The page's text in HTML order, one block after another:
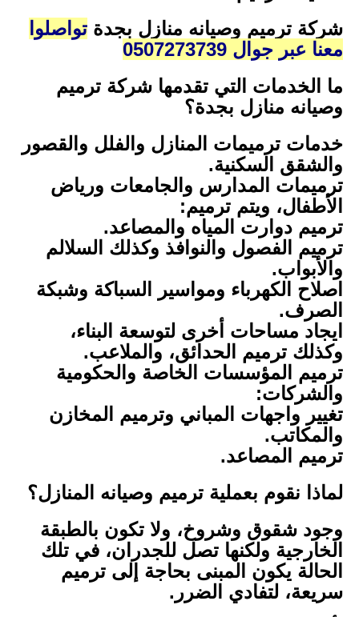
شركة ترميم وصيانه منازل بجدة تواصلوا
معنا عبر جوال 0507273739
ما الخدمات التي تقدمها شركة ترميم
وصيانه منازل بجدة؟
خدمات ترميمات المنازل والفلل والقصور
والشقق السكنية.
ترميمات المدارس والجامعات ورياض
الأطفال، ويتم ترميم:
ترميم دوارت المياه والمصاعد.
ترميم الفصول والنوافذ وكذلك السلالم
والأبواب.
اصلاح الكهرباء ومواسير السباكة وشبكة
الصرف.
ايجاد مساحات أخرى لتوسعة البناء،
وكذلك ترميم الحدائق، والملاعب.
ترميم المؤسسات الخاصة والحكومية
والشركات:
تغيير واجهات المباني وترميم المخازن
والمكاتب.
ترميم المصاعد.
لماذا نقوم بعملية ترميم وصيانه المنازل؟
وجود شقوق وشروخ، ولا تكون بالطبقة
الخارجية ولكنها تصل للجدران، في تلك
الحالة يكون المبنى بحاجة إلى ترميم
سريعة، لتفادي الضرر.